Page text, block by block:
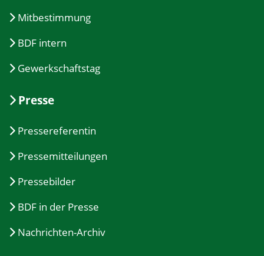
Mitbestimmung
BDF intern
Gewerkschaftstag
Presse
Pressereferentin
Pressemitteilungen
Pressebilder
BDF in der Presse
Nachrichten-Archiv